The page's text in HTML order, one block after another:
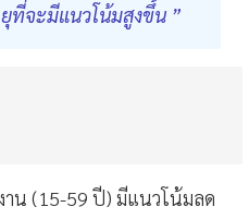
ที่จะมีแนวโน้มสูงขึ้น ”
าน (15-59 ปี) มีแนวโน้มลด